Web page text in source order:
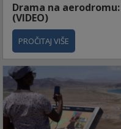
Drama na
(VIDEO)
PROČITAJ VIŠE